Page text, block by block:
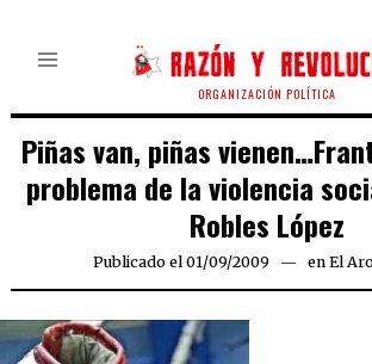
ORGANIZACIÓN POLÍTICA
Piñas van, piñas
problema de la violencia
Robles López
Publicado el 01/09/200925/03/2020
en El